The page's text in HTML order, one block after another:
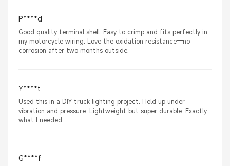
P****d
Good quality terminal shell. Easy to crimp and fits perfectly in
my motorcycle wiring. Love the oxidation resistance—no
corrosion after two months outside.
Y****t
Used this in a DIY truck lighting project. Held up under
vibration and pressure. Lightweight but super durable. Exactly
what I needed.
G****f